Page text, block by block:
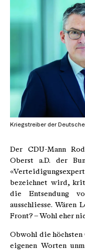
Kriegstreiber der
Der CDU-Mann
Oberst a.D. der
bezeichnet wird,
die Entsendung
ausschliesse.
Front? – Wohl eher
Obwohl die
eigenen Worten